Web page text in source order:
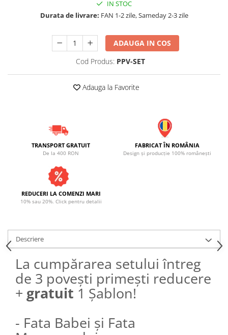
IN STOC
Durata de livrare: FAN 1-2 zile, Sameday 2-3 zile
ADAUGA IN COS
Cod Produs: PPV-SET
Adauga la Favorite
TRANSPORT GRATUIT
De la 400 RON
FABRICAT ÎN ROMÂNIA
Design și producție 100% românești
REDUCERI LA COMENZI MARI
10% sau 20%. Click pentru detalii
Descriere
La cumpărarea setului întreg
de 3 povești primești reducere
+ gratuit 1 Șablon!
- Fata Babei și Fata